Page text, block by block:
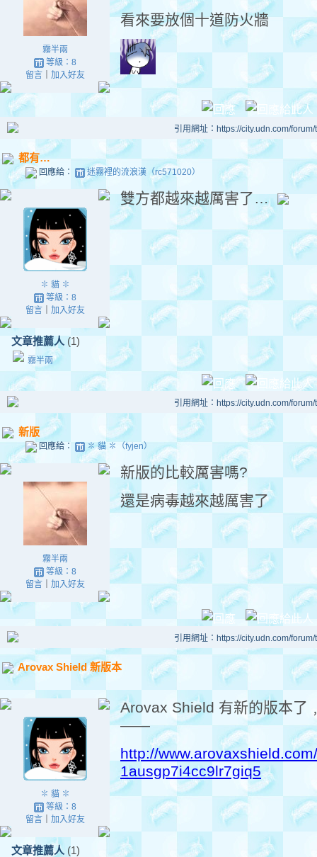
霧半兩
等級：8
留言｜ 加入好友
看來要放個十道防火牆
引用網址：https://city.udn.com/
都有…
回應給： 迷霧裡的流浪漢（rc571020）
✽ 貓 ✽
等級：8
留言｜ 加入好友
文章推薦人 (1)
霧半兩
雙方都越來越厲害了…
引用網址：https://city.udn.com/
新版
回應給： ✽ 貓 ✽（fyjen）
霧半兩
等級：8
留言｜ 加入好友
新版的比較厲害嗎?
還是病毒越來越厲害了
引用網址：https://city.udn.com/
Arovax Shield 新版本
✽ 貓 ✽
等級：8
留言｜ 加入好友
文章推薦人 (1)
Arovax Shield 有新的版本了
——
http://
1ausgp7i4cc9lr7giq5